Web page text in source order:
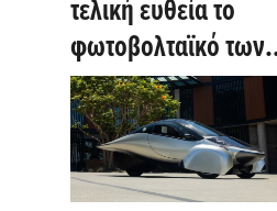
τελική ευθεία το
φωτοβολταϊκό των
252 MW με σύστημα
αποθήκευσης
τετηγμένου άλατος
στον Δομοκό